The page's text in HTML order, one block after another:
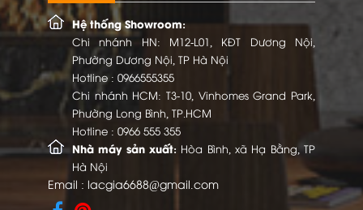
Hệ thống Showroom:
Chi nhánh HN: M12-L01, KĐT Dương Nội,
Phường Dương Nội, TP Hà Nội
Hotline : 0966555355
Chi nhánh HCM: T3-10, Vinhomes Grand Park,
Phường Long Bình, TP.HCM
Hotline : 0966 555 355
Nhà máy sản xuất: Hòa Bình, xã Hạ Bằng, TP
Hà Nội
Email : lacgia6688@gmail.com